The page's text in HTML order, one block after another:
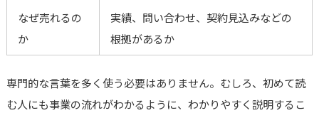
なぜ売れるの
か
実績、問い合わせ、契約見込みなどの
根拠があるか
専門的な言葉を多く使う必要はありません。むしろ、初めて読
む人にも事業の流れがわかるように、わかりやすく説明するこ